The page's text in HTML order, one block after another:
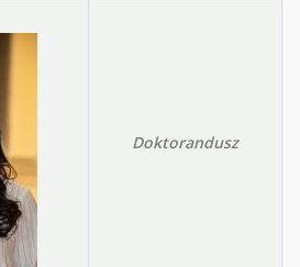
Doktorandusz